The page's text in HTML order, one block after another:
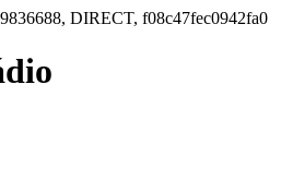
DIRECT, f08c47fec0942fa0